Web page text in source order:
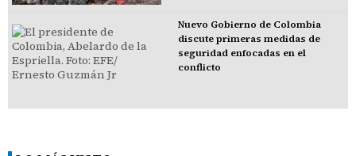
Nuevo Gobierno de Colombia
discute primeras medidas de
seguridad enfocadas en el
conflicto